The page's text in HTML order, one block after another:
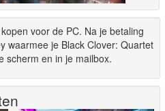
voor de PC. Na je betaling
waarmee je Black Clover: Quartet
scherm en in je mailbox.